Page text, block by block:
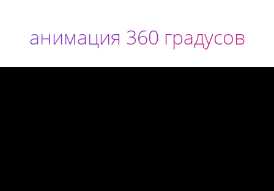
анимация 360 градусов